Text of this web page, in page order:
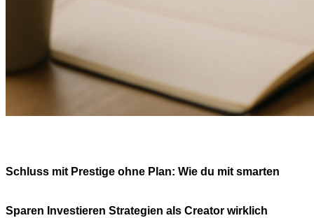
Schluss mit Prestige ohne Plan: Wie du mit smarten
Sparen Investieren Strategien als Creator wirklich